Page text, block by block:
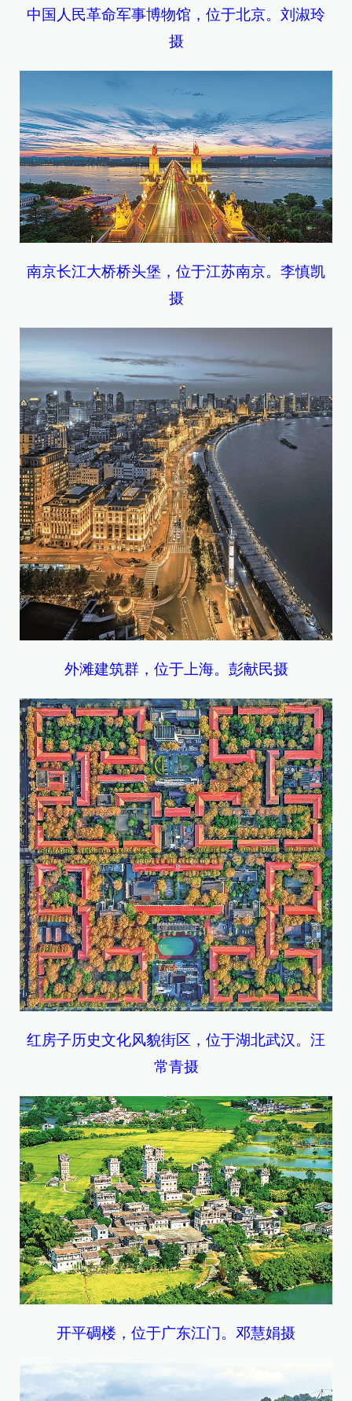
中国人民革命军事博物馆，位于北京。刘淑玲
摄
南京长江大桥桥头堡，位于江苏南京。李慎凯
摄
外滩建筑群，位于上海。彭献民摄
红房子历史文化风貌街区，位于湖北武汉。汪
常青摄
开平碉楼，位于广东江门。邓慧娟摄